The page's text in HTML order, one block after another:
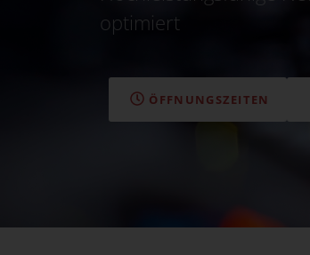
optimiert
ÖFFNUNGSZEITEN